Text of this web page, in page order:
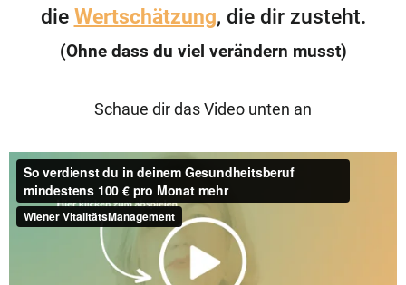
die Wertschätzung, die dir zusteht.
(Ohne dass du viel verändern musst)
Schaue dir das Video unten an